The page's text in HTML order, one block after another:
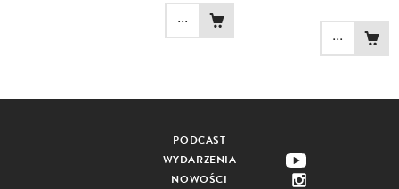
...
...
PODCAST
WYDARZENIA
NOWOŚCI